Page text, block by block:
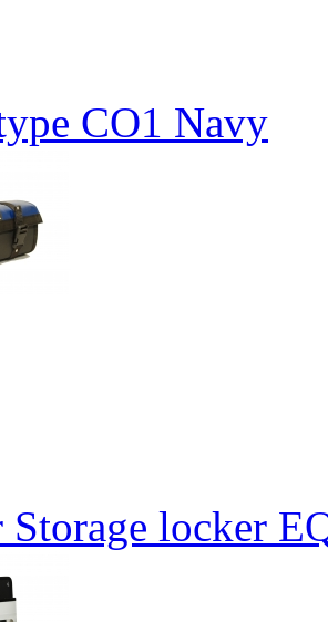
CO1 Navy
locker